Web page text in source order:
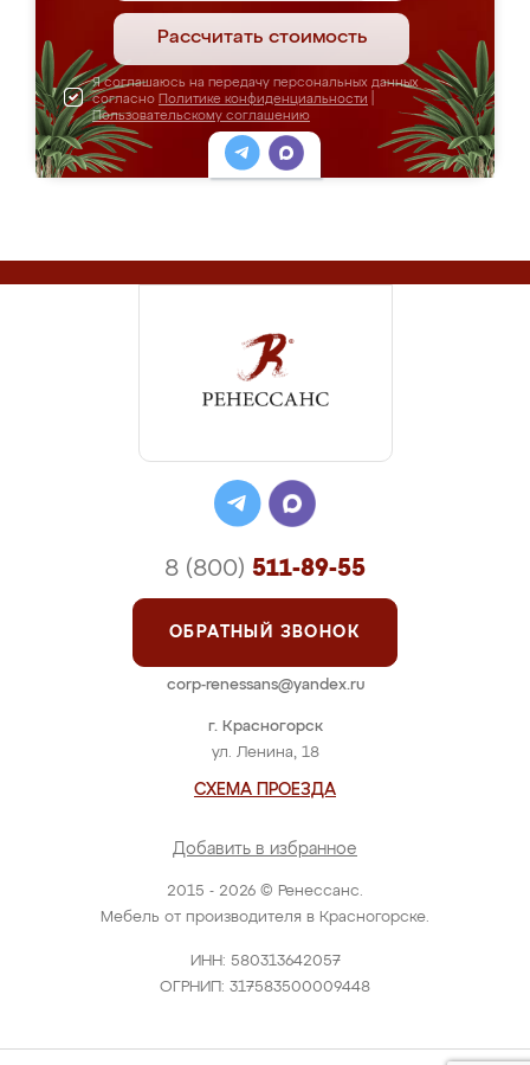
Рассчитать стоимость
Я соглашаюсь на передачу персональных данных
согласно Политике конфиденциальности
Пользовательскому соглашению
2015 - 2026 © Ренессанс.
Мебель от производителя в Красногорске.
ИНН: 580313642057
ОГРНИП: 317583500009448
г. Красногорск
ул. Ленина, 18
СХЕМА ПРОЕЗДА
Добавить в избранное
8 (800) 511-89-55
ОБРАТНЫЙ ЗВОНОК
corp-renessans@yandex.ru